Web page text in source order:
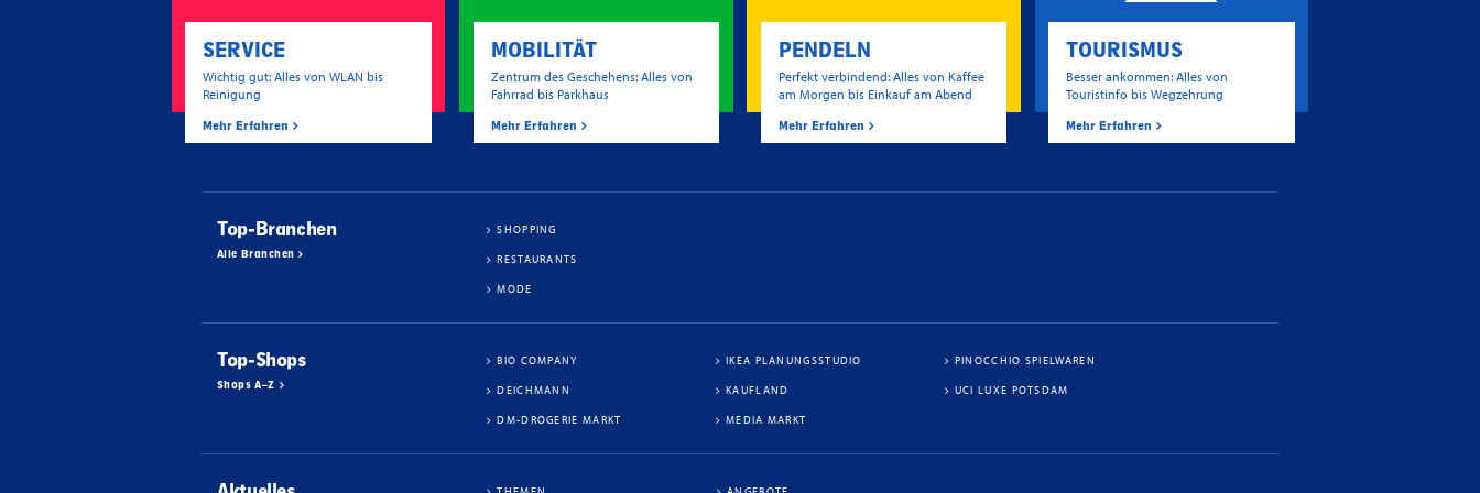
SERVICE
Wichtig gut: Alles von WLAN bis
Reinigung
Mehr Erfahren
MOBILITÄT
Zentrum des Geschehens: Alles von
Fahrrad bis Parkhaus
Mehr Erfahren
PENDELN
Perfekt verbindend: Alles von Kaffee
am Morgen bis Einkauf am Abend
Mehr Erfahren
TOURISMUS
Besser ankommen: Alles von
Touristinfo bis Wegzehrung
Mehr Erfahren
Top-Branchen
Alle Branchen
SHOPPING
RESTAURANTS
MODE
Top-Shops
Shops A–Z
BIO COMPANY
DEICHMANN
DM-DROGERIE MARKT
IKEA PLANUNGSSTUDIO
KAUFLAND
MEDIA MARKT
PINOCCHIO SPIELWAREN
UCI LUXE POTSDAM